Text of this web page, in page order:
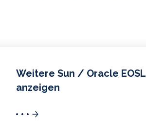
Weitere Sun / Oracle EOSL
anzeigen